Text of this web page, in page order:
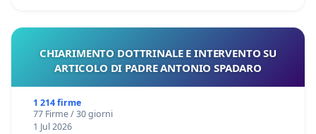
CHIARIMENTO DOTTRINALE E INTERVENTO SU
ARTICOLO DI PADRE ANTONIO SPADARO
1 214 firme
77 Firme / 30 giorni
1 Jul 2026